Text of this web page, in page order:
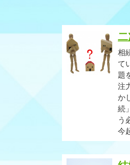
二
相
て
題
注
か
続
う
今